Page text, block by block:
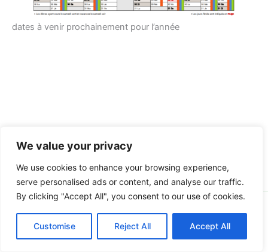
We value your privacy
We use cookies to enhance your browsing experience,
serve personalised ads or content, and analyse our traffic.
By clicking "Accept All", you consent to our use of cookies.
Customise Reject All Accept All
dates à venir prochainement pour l’année
Copyright © 2026 Ecole Notre Dame | Propulsé parThème
WordPress Astra